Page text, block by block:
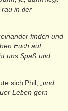
in der
finden und
Euch auf
uns Spaß und
sich Phil,
„und
Leben gern